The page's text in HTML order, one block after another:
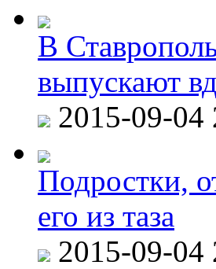
В
выпускают
2015-09-04
Подростки,
его из таза
2015-09-04